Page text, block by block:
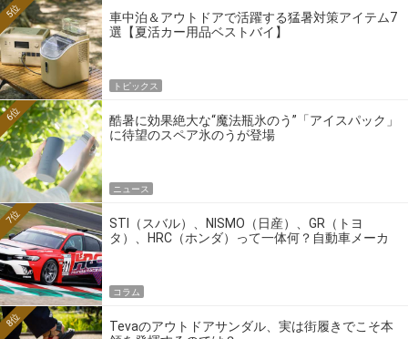
車中泊＆アウトドアで活躍する猛暑対策アイテム7
選【夏活カー用品ベストバイ】
5位
トピックス
酷暑に効果絶大な“魔法瓶氷のう”「アイスパック」
に待望のスペア氷のうが登場
6位
ニュース
STI（スバル）、NISMO（日産）、GR（トヨ
タ）、HRC（ホンダ）って一体何？自動車メーカ
7位
コラム
Tevaのアウトドアサンダル、実は街履きでこそ本
8位